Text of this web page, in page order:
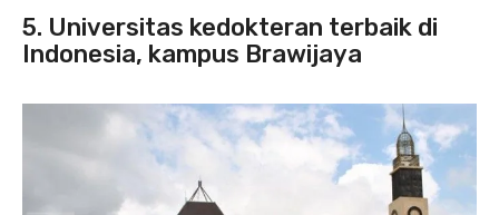
5. Universitas kedokteran terbaik di
Indonesia, kampus Brawijaya